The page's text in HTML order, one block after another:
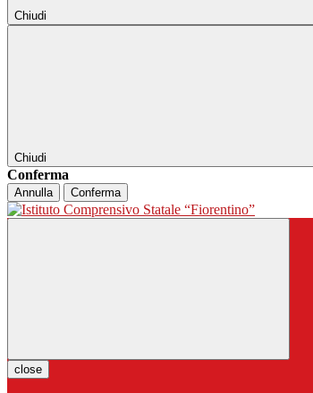
Chiudi
Chiudi
Conferma
Annulla Conferma
close